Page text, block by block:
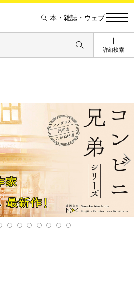
本・雑誌・ウェブ
詳細検索
xt